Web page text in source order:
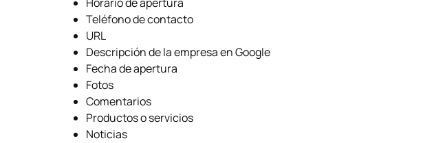
Horario de apertura
Teléfono de contacto
URL
Descripción de la empresa en Google
Fecha de apertura
Fotos
Comentarios
Productos o servicios
Noticias